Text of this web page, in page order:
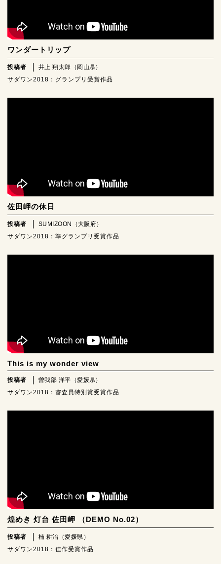
ワンダートリップ
投稿者
井上 翔太郎（岡山県）
サダワン2018：グランプリ受賞作品
佐田岬の休日
投稿者
SUMIZOON（大阪府）
サダワン2018：準グランプリ受賞作品
This is my wonder view
投稿者
曽我部 洋平（愛媛県）
サダワン2018：審査員特別賞受賞作品
煌めき 灯台 佐田岬 （DEMO No.02）
投稿者
楠 耕治（愛媛県）
サダワン2018：佳作受賞作品